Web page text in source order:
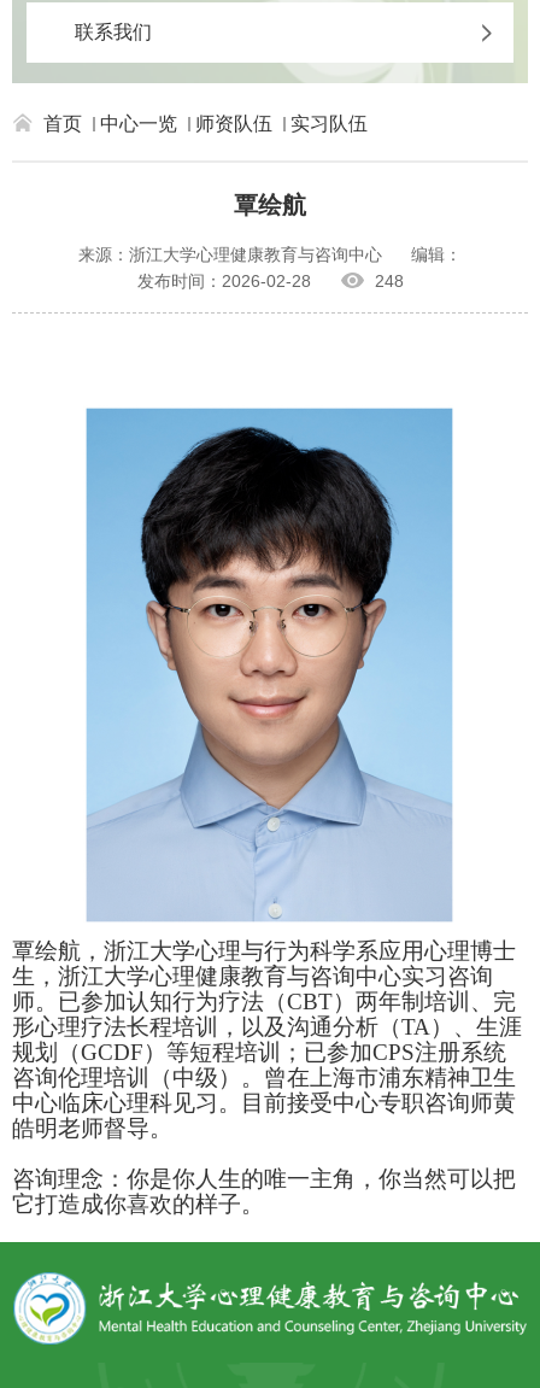
联系我们
首页 中心一览 师资队伍 实习队伍
覃绘航
来源：浙江大学心理健康教育与咨询中心
编辑：
发布时间：2026-02-28
248
覃绘航，浙江大学心理与行为科学系应用心理博士
生 ，浙江大学心理健康教育与咨询中心实习咨询
师。 已参加认知行为疗法（CBT） 两年制 培训 、 完
形心理疗法长程培训，以及沟通分析（TA）、生涯
规划（GCDF）等短程培训；已参加CPS注册系统
咨询伦理培训 （中级） 。 曾在上海市浦东精神卫生
中心临床心理科见习。
目前接受中心专职咨询师黄
皓明老师督导。
咨询理念： 你是你人生的唯一主角，你当然可以把
它打造成你喜欢的样子。